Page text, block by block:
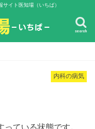
イト医知場（いちば）
search
内科の病気
ている状態です。